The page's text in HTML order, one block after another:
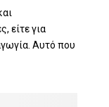
είτε για
Αυτό που